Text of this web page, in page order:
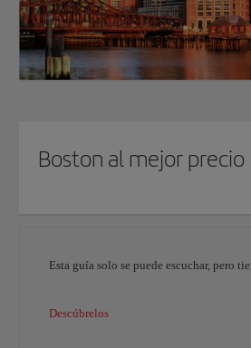
Boston al mejor precio
Esta guía solo se puede escuchar, pero
Descúbrelos